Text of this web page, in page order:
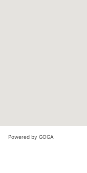
Powered by GOGA